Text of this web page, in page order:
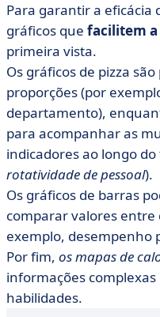
Para garantir a eficácia
gráficos que facilitem a
primeira vista.
Os gráficos de pizza
proporções (por
departamento),
para acompanhar as
indicadores ao longo
rotatividade de pessoal).
Os gráficos de barras
comparar valores
exemplo, desempenho
Por fim, os mapas de
informações
habilidades.